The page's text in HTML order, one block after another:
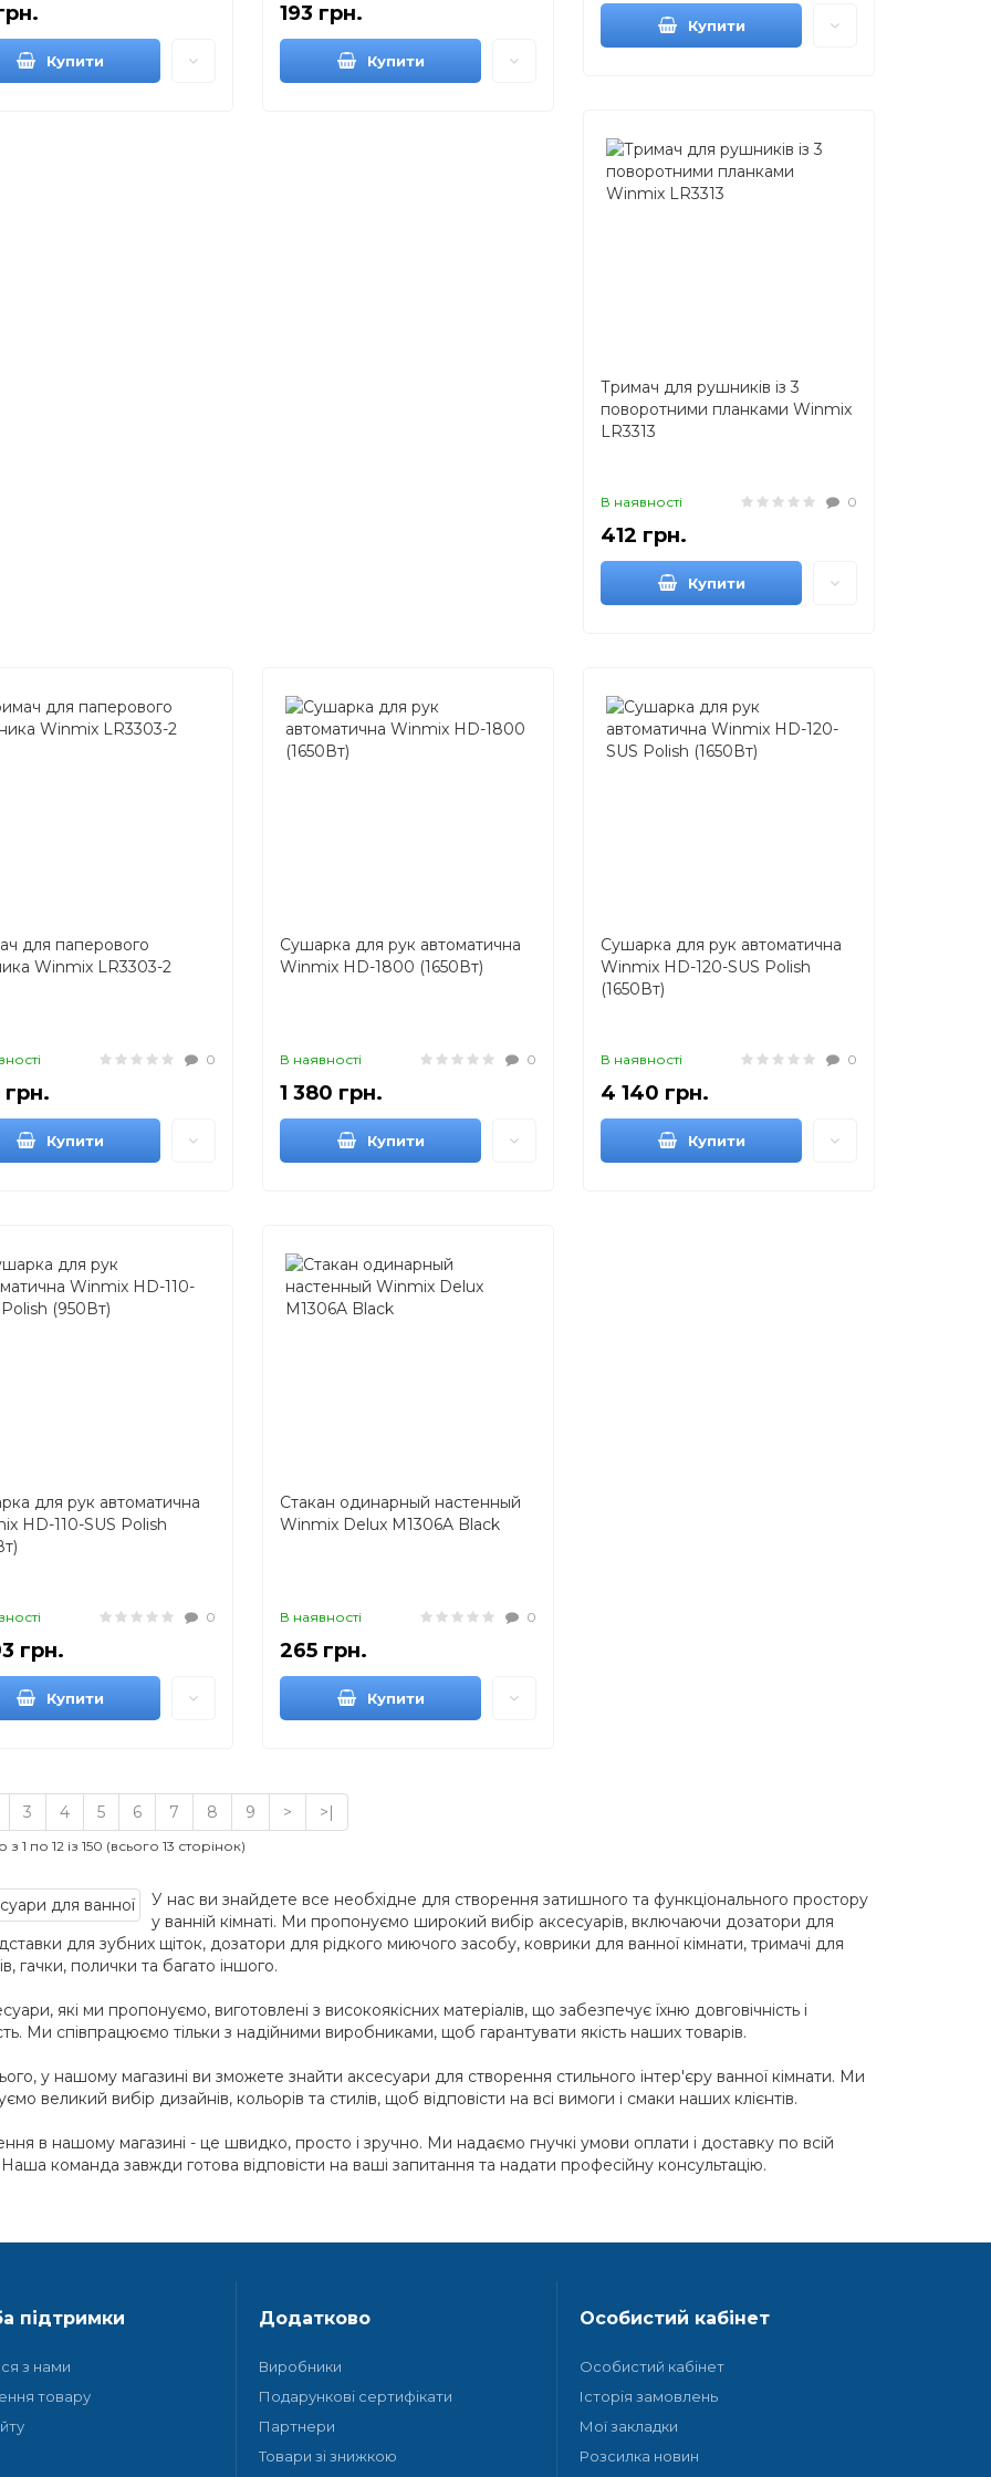
Купити
193 грн.
Купити
Купити
Тримач для рушників із 3
поворотними планками Winmix
LR3313
В наявності 0
412 грн.
Купити
для паперового
Winmix LR3303-2
0
Купити
Сушарка для рук автоматична
Winmix HD-1800 (1650Вт)
В наявності 0
1 380 грн.
Купити
Сушарка для рук автоматична
Winmix HD-120-SUS Polish
(1650Вт)
В наявності 0
4 140 грн.
Купити
для рук автоматична
HD-110-SUS Polish
0
грн.
Купити
Стакан одинарный настенный
Winmix Delux M1306A Black
В наявності 0
265 грн.
Купити
3 4 5 6 7 8 9 > >|
1 по 12 із 150 (всього 13 сторінок)
У нас ви знайдете все необхідне для створення затишного та функціонального простору
у ванній кімнаті. Ми пропонуємо широкий вибір аксесуарів, включаючи дозатори для
для зубних щіток, дозатори для рідкого миючого засобу, коврики для ванної кімнати, тримачі для
гачки, полички та багато іншого.
які ми пропонуємо, виготовлені з високоякісних матеріалів, що забезпечує їхню довговічність і
Ми співпрацюємо тільки з надійними виробниками, щоб гарантувати якість наших товарів.
у нашому магазині ви зможете знайти аксесуари для створення стильного інтер'єру ванної кімнати. Ми
великий вибір дизайнів, кольорів та стилів, щоб відповісти на всі вимоги і смаки наших клієнтів.
в нашому магазині - це швидко, просто і зручно. Ми надаємо гнучкі умови оплати і доставку по всій
Наша команда завжди готова відповісти на ваші запитання та надати професійну консультацію.
підтримки
з нами
товару
Додатково
Виробники
Подарункові сертифікати
Партнери
Товари зі знижкою
Особистий кабінет
Особистий кабінет
Історія замовлень
Мої закладки
Розсилка новин